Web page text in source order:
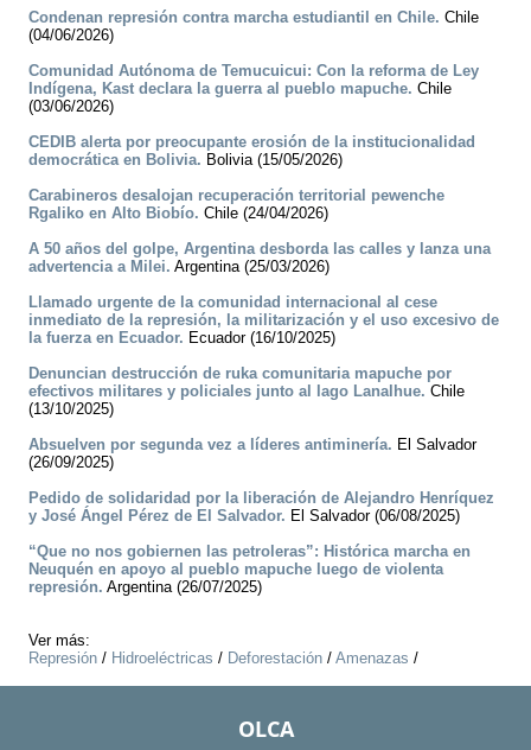
Condenan represión contra marcha estudiantil en Chile. Chile
(04/06/2026)
Comunidad Autónoma de Temucuicui: Con la reforma de Ley
Indígena, Kast declara la guerra al pueblo mapuche. Chile
(03/06/2026)
CEDIB alerta por preocupante erosión de la institucionalidad
democrática en Bolivia. Bolivia (15/05/2026)
Carabineros desalojan recuperación territorial pewenche
Rgaliko en Alto Biobío. Chile (24/04/2026)
A 50 años del golpe, Argentina desborda las calles y lanza una
advertencia a Milei. Argentina (25/03/2026)
Llamado urgente de la comunidad internacional al cese
inmediato de la represión, la militarización y el uso excesivo de
la fuerza en Ecuador. Ecuador (16/10/2025)
Denuncian destrucción de ruka comunitaria mapuche por
efectivos militares y policiales junto al lago Lanalhue. Chile
(13/10/2025)
Absuelven por segunda vez a líderes antiminería. El Salvador
(26/09/2025)
Pedido de solidaridad por la liberación de Alejandro Henríquez
y José Ángel Pérez de El Salvador. El Salvador (06/08/2025)
“Que no nos gobiernen las petroleras”: Histórica marcha en
Neuquén en apoyo al pueblo mapuche luego de violenta
represión. Argentina (26/07/2025)
Ver más:
Represión / Hidroeléctricas / Deforestación / Amenazas /
OLCA